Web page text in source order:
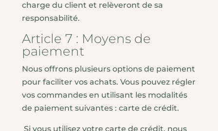
charge du client et relèveront de sa
responsabilité.
Article 7 : Moyens de
paiement
Nous offrons plusieurs options de paiement
pour faciliter vos achats. Vous pouvez régler
vos commandes en utilisant les modalités
de paiement suivantes : carte de crédit.
Si vous utilisez votre carte de crédit, nous